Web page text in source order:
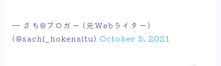
— さち@ブロガー (元Webライター)
(@sachi_hokensitu) October 5, 2021